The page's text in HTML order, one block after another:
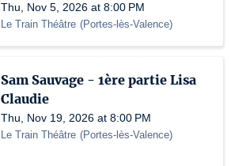
Thu, Nov 5, 2026 at 8:00 PM
Le Train Théâtre (Portes-lès-Valence)
Sam Sauvage - 1ère partie Lisa
Claudie
Thu, Nov 19, 2026 at 8:00 PM
Le Train Théâtre (Portes-lès-Valence)